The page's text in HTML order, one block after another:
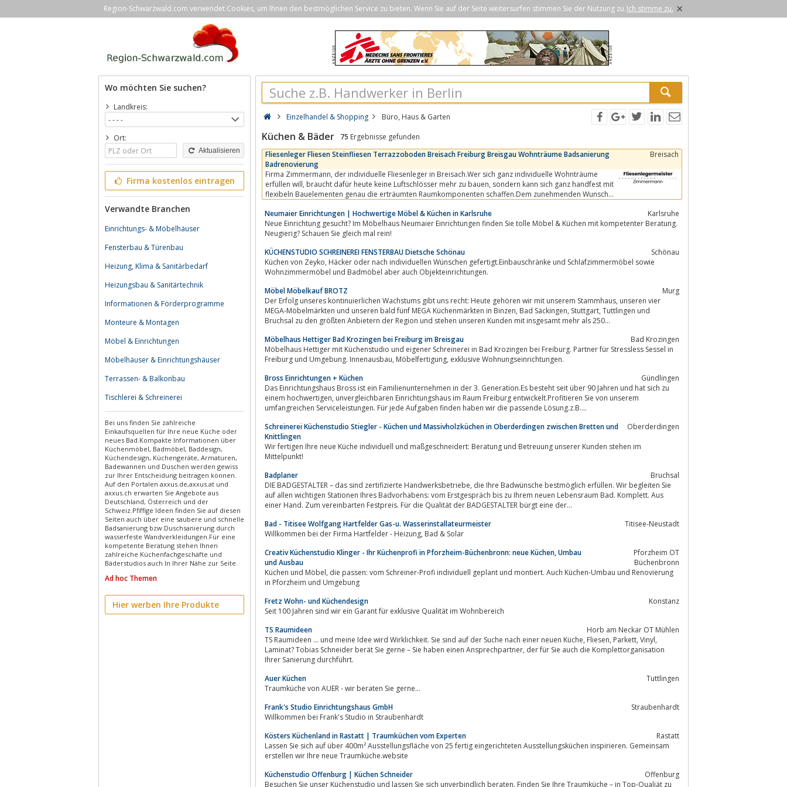
Region-Schwarzwald.com verwendet Cookies, um Ihnen den bestmöglichen Service zu bieten. Wenn Sie auf der Seite weitersurfen stimmen Sie der Nutzung zu.Ich stimme zu. ×
Wo möchten Sie suchen?
Landkreis:
Ort:
Aktualisieren
Firma kostenlos eintragen
Verwandte Branchen
Einrichtungs- & Möbelhäuser
Fensterbau & Türenbau
Heizung, Klima & Sanitärbedarf
Heizungsbau & Sanitärtechnik
Informationen & Förderprogramme
Monteure & Montagen
Möbel & Einrichtungen
Möbelhäuser & Einrichtungshäuser
Terrassen- & Balkonbau
Tischlerei & Schreinerei
Bei uns finden Sie zahlreiche
Einkaufsquellen für Ihre neue Küche oder
neues Bad.Kompakte Informationen über
Küchenmöbel, Badmöbel, Baddesign,
Küchendesign, Küchengeräte, Armaturen,
Badewannen und Duschen werden gewiss
zur Ihrer Entscheidung beitragen können.
Auf den Portalen axxus.de,axxus.at und
axxus.ch erwarten Sie Angebote aus
Deutschland, Österreich und der
Schweiz.Pfiffige Ideen finden Sie auf diesen
Seiten auch über eine saubere und schnelle
Badsanierung bzw.Duschsanierung durch
wasserfeste Wandverkleidungen.Für eine
kompetente Beratung stehen Ihnen
zahlreiche Küchenfachgeschäfte und
Bäderstudios auch In Ihrer Nähe zur Seite.
Ad hoc Themen
Hier werben Ihre Produkte
Einzelhandel & Shopping Büro, Haus & Garten
Küchen & Bäder 75 Ergebnisse gefunden
Fliesenleger Fliesen Steinfliesen Terrazzoboden Breisach Freiburg Breisgau Wohnträume Badsanierung
Badrenovierung
Breisach
Firma Zimmermann, der individuelle Fliesenleger in Breisach.Wer sich ganz individuelle Wohnträume
erfüllen will, braucht dafür heute keine Luftschlösser mehr zu bauen, sondern kann sich ganz handfest mit
flexibeln Bauelementen genau die erträumten Raumkomponenten schaffen.Dem zunehmenden Wunsch
Neumaier Einrichtungen | Hochwertige Möbel & Küchen in Karlsruhe
Karlsruhe
Neue Einrichtung gesucht? Im Möbelhaus Neumaier Einrichtungen finden Sie tolle Möbel & Küchen mit kompetenter Beratung.
Neugierig? Schauen Sie gleich mal rein!
KÜCHENSTUDIO SCHREINEREI FENSTERBAU Dietsche Schönau
Schönau
Küchen von Zeyko, Häcker oder nach individuellen Wünschen gefertigt.Einbauschränke und Schlafzimmermöbel sowie
Wohnzimmermöbel und Badmöbel aber auch Objekteinrichtungen.
Möbel Möbelkauf BROTZ
Murg
Der Erfolg unseres kontinuierlichen Wachstums gibt uns recht: Heute gehören wir mit unserem Stammhaus, unseren vier
MEGA-Möbelmärkten und unseren bald fünf MEGA Küchenmärkten in Binzen, Bad Säckingen, Stuttgart, Tuttlingen und
Bruchsal zu den größten Anbietern der Region und stehen unseren Kunden mit insgesamt mehr als 250...
Möbelhaus Hettiger Bad Krozingen bei Freiburg im Breisgau
Bad Krozingen
Möbelhaus Hettiger mit Küchenstudio und eigener Schreinerei in Bad Krozingen bei Freiburg. Partner für Stressless Sessel in
Freiburg und Umgebung. Innenausbau, Möbelfertigung, exklusive Wohnungseinrichtungen.
Bross Einrichtungen + Küchen
Gündlingen
Das Einrichtungshaus Bross ist ein Familienunternehmen in der 3. Generation.Es besteht seit über 90 Jahren und hat sich zu
einem hochwertigen, unvergleichbaren Einrichtungshaus im Raum Freiburg entwickelt.Profitieren Sie von unserem
umfangreichen Serviceleistungen. Für jede Aufgaben finden haben wir die passende Lösung.z.B....
Schreinerei Küchenstudio Stiegler - Küchen und Massivholzküchen in Oberderdingen zwischen Bretten und
Knittlingen
Oberderdingen
Wir fertigen Ihre neue Küche individuell und maßgeschneidert: Beratung und Betreuung unserer Kunden stehen im
Mittelpunkt!
Badplaner
Bruchsal
DIE BADGESTALTER – das sind zertifizierte Handwerksbetriebe, die Ihre Badwünsche bestmöglich erfüllen. Wir begleiten Sie
auf allen wichtigen Stationen Ihres Badvorhabens: vom Erstgespräch bis zu Ihrem neuen Lebensraum Bad. Komplett. Aus
einer Hand. Zum vereinbarten Festpreis. Für die Qualität der BADGESTALTER bürgt eine der...
Bad - Titisee Wolfgang Hartfelder Gas-u. Wasserinstallateurmeister
Titisee-Neustadt
Willkommen bei der Firma Hartfelder - Heizung, Bad & Solar
Creativ Küchenstudio Klinger - Ihr Küchenprofi in Pforzheim-Büchenbronn: neue Küchen, Umbau
und Ausbau
Pforzheim OT
Büchenbronn
Küchen und Möbel, die passen: vom Schreiner-Profi individuell geplant und montiert. Auch Küchen-Umbau und Renovierung
in Pforzheim und Umgebung
Fretz Wohn- und Küchendesign
Konstanz
Seit 100 Jahren sind wir ein Garant für exklusive Qualität im Wohnbereich
TS Raumideen
Horb am Neckar OT Mühlen
TS Raumideen ... und meine Idee wird Wirklichkeit. Sie sind auf der Suche nach einer neuen Küche, Fliesen, Parkett, Vinyl,
Laminat? Tobias Schneider berät Sie gerne – Sie haben einen Ansprechpartner, der für Sie auch die Komplettorganisation
Ihrer Sanierung durchführt.
Auer Küchen
Tuttlingen
Traumküche von AUER - wir beraten Sie gerne...
Frank's Studio Einrichtungshaus GmbH
Straubenhardt
Willkommen bei Frank's Studio in Straubenhardt
Kösters Küchenland in Rastatt | Traumküchen vom Experten
Rastatt
Lassen Sie sich auf über 400m² Ausstellungsfläche von 25 fertig eingerichteten Ausstellungsküchen inspirieren. Gemeinsam
erstellen wir Ihre neue Traumküche.website
Küchenstudio Offenburg | Küchen Schneider
Offenburg
Besuchen Sie unser Küchenstudio und lassen Sie sich unverbindlich beraten. Finden Sie Ihre Traumküche – in Top-Qualiät zu